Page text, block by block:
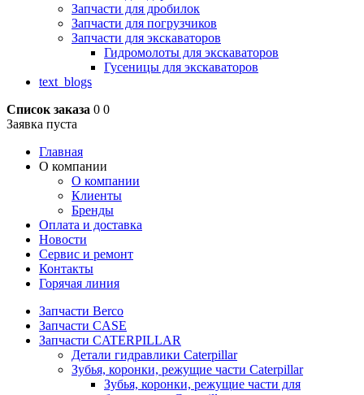
Запчасти для дробилок
Запчасти для погрузчиков
Запчасти для экскаваторов
Гидромолоты для экскаваторов
Гусеницы для экскаваторов
text_blogs
Список заказа 0 0
Заявка пуста
Главная
О компании
О компании
Клиенты
Бренды
Оплата и доставка
Новости
Сервис и ремонт
Контакты
Горячая линия
Запчасти Berco
Запчасти CASE
Запчасти CATERPILLAR
Детали гидравлики Caterpillar
Зубья, коронки, режущие части Caterpillar
Зубья, коронки, режущие части для